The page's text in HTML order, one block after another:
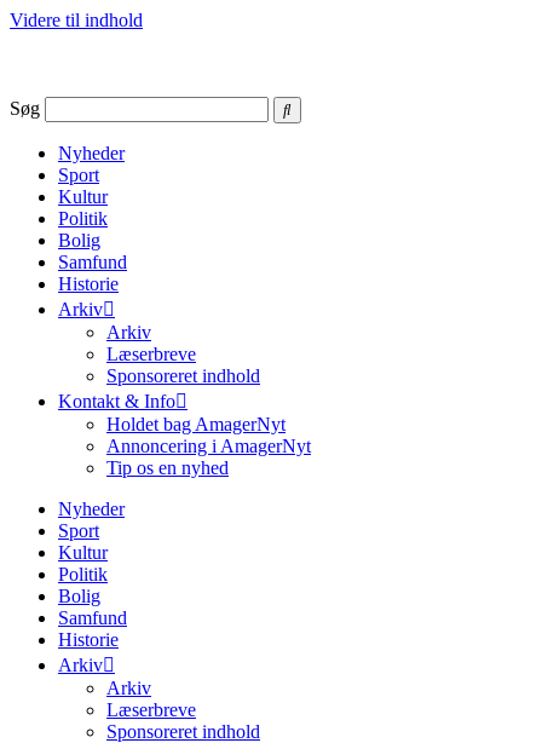
Videre til indhold
Søg
Nyheder
Sport
Kultur
Politik
Bolig
Samfund
Historie
Arkiv
Arkiv
Læserbreve
Sponsoreret indhold
Kontakt & Info
Holdet bag AmagerNyt
Annoncering i AmagerNyt
Tip os en nyhed
Nyheder
Sport
Kultur
Politik
Bolig
Samfund
Historie
Arkiv
Arkiv
Læserbreve
Sponsoreret indhold